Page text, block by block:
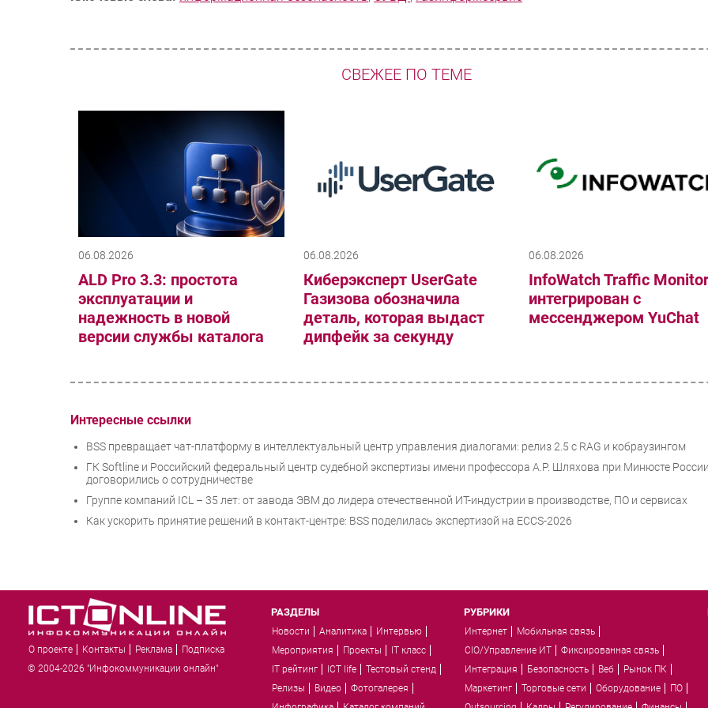
СВЕЖЕЕ ПО ТЕМЕ
06.08.2026
ALD Pro 3.3: простота
эксплуатации и
надежность в новой
версии службы каталога
06.08.2026
Киберэксперт UserGate
Газизова обозначила
деталь, которая выдаст
дипфейк за секунду
06.08.2026
InfoWatch Traffic
интегрирован с
мессенджером YuChat
Интересные ссылки
BSS превращает чат-платформу в интеллектуальный центр управления диалогами: релиз 2.5 с RAG и кобраузингом
ГК Softline и Российский федеральный центр судебной экспертизы имени профессора А.Р. Шляхова при Минюсте
договорились о сотрудничестве
Группе компаний ICL – 35 лет: от завода ЭВМ до лидера отечественной ИТ-индустрии в производстве, ПО и сервисах
Как ускорить принятие решений в контакт-центре: BSS поделилась экспертизой на ECCS-2026
О проекте Контакты Реклама
Подписка
© 2004-2026 "Инфокоммуникации онлайн"
РАЗДЕЛЫ
Новости Аналитика
Интервью
Мероприятия
Проекты
IT класс
IT рейтинг
ICT life
Тестовый стенд
Релизы
Видео
Фотогалерея
РУБРИКИ
Интернет
Мобильная связь
CIO/Управление ИТ
Фиксированная связь
Интеграция
Безопасность Веб
Рынок ПК
Маркетинг
Торговые сети Оборудование
ПО